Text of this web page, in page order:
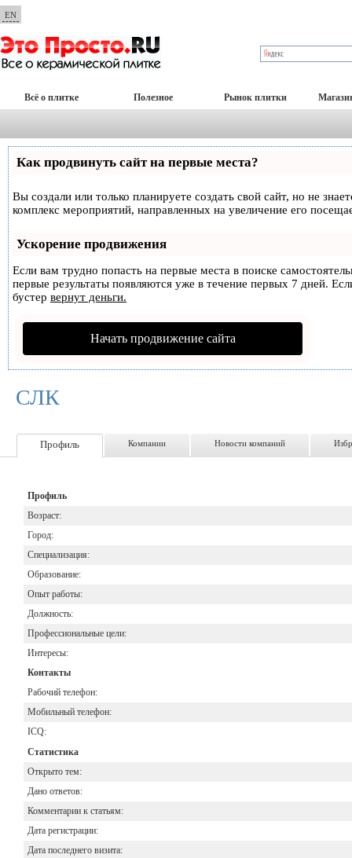
EN
Всё о плитке Полезное Рынок плитки
Как продвинуть сайт на первые места?
Вы создали или только планируете создать свой сайт, но не
комплекс мероприятий, направленных на увеличение его
Ускорение продвижения
Если вам трудно попасть на первые места в поиске
первые результаты появляются уже в течение первых 7 дней.
бустер вернут деньги.
Начать продвижение сайта
СЛК
Профиль Компании Новости компаний
Профиль
Возраст:
Город:
Специализация:
Образование:
Опыт работы:
Должность:
Профессиональные цели:
Интересы:
Контакты
Рабочий телефон:
Мобильный телефон:
ICQ:
Статистика
Открыто тем:
Дано ответов:
Комментарии к статьям:
Дата регистрации:
Дата последнего визита: